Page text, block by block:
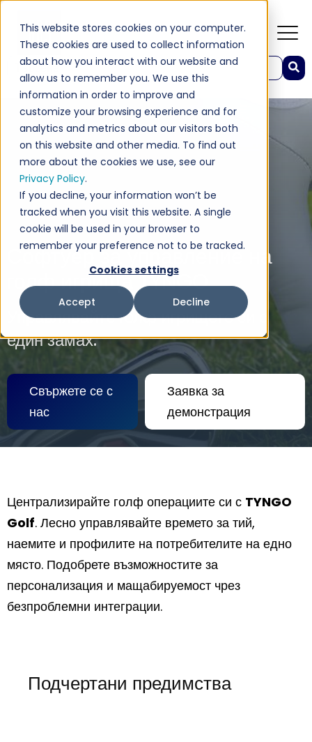
This website stores cookies on your computer.
These cookies are used to collect information
about how you interact with our website and
allow us to remember you. We use this
information in order to improve and
customize your browsing experience and for
analytics and metrics about our visitors both
on this website and other media. To find out
more about the cookies we use, see our
Privacy Policy.
If you decline, your information won’t be
tracked when you visit this website. A single
cookie will be used in your browser to
remember your preference not to be tracked.
Cookies settings
Accept Decline
Това е поле за търсене с прикачена функция за автоматични предложения.
Няма предложения, защото полето за търсене е
Софтуер за управление на
голф игрища TYNGO
Управлявайте голф игрището си с
един замах.
Свържете се с
нас
Заявка за
демонстрация
Централизирайте голф операциите си с TYNGO
Golf. Лесно управлявайте времето за тий,
наемите и профилите на потребителите на едно
място. Подобрете възможностите за
персонализация и мащабируемост чрез
безпроблемни интеграции.
Подчертани предимства